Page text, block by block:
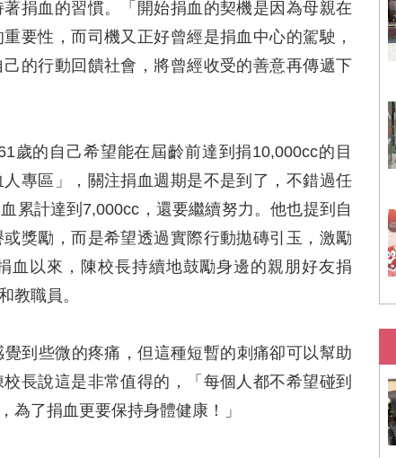
捐血的習慣。「開始捐血的契機是因為母親在
要性，而司機又正好曾經是捐血中心的駕駛，
的行動回饋社會，將曾經收受的善意再傳遞下
的自己希望能在屆齡前達到捐10,000cc的目
專區」，關注捐血週期是不是到了，不錯過任
累計達到7,000cc，還要繼續努力。他也提到自
獎勵，而是希望透過實際行動拋磚引玉，激勵
血以來，陳校長持續地鼓勵身邊的親朋好友捐
教職員。
些微的疼痛，但這種短暫的刺痛卻可以幫助
長說這是非常值得的，「每個人都不希望碰到
為了捐血更要保持身體健康！」